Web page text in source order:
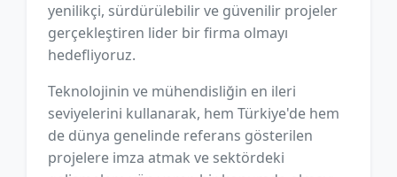
yenilikçi, sürdürülebilir ve güvenilir projeler
gerçekleştiren lider bir firma olmayı
hedefliyoruz.
Teknolojinin ve mühendisliğin en ileri
seviyelerini kullanarak, hem Türkiye'de hem
de dünya genelinde referans gösterilen
projelere imza atmak ve sektördeki